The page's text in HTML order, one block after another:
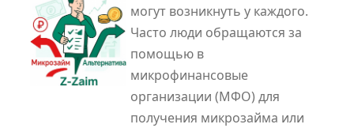
могут возникнуть у каждого.
Часто люди обращаются за
помощью в
микрофинансовые
организации (МФО) для
получения микрозайма или